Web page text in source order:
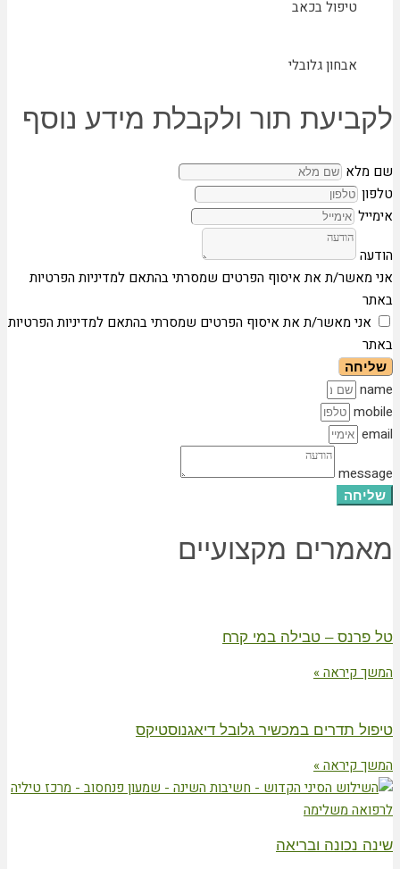
טיפול בכאב
אבחון גלובלי
לקביעת תור ולקבלת מידע נוסף
שם מלא
טלפון
אימייל
הודעה
אני מאשר/ת את איסוף הפרטים שמסרתי בהתאם למדיניות הפרטיות
באתר
אני מאשר/ת את איסוף הפרטים שמסרתי בהתאם למדיניות הפרטיות
באתר
שליחה
name
mobile
email
message
שליחה
מאמרים מקצועיים
טל פרנס – טבילה במי קרח
המשך קיראה »
טיפול תדרים במכשיר גלובל דיאגנוסטיקס
המשך קיראה »
שינה נכונה ובריאה